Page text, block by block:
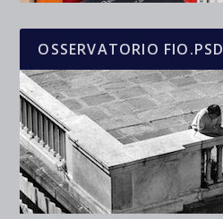
OSSERVATORIO FIO.PSD